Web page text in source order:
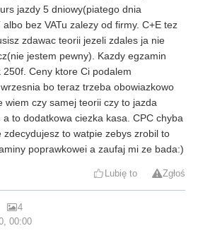
jazdy 5 dniowy(piatego dnia
bez VATu zalezy od firmy. C+E tez
zdawac teorii jezeli zdales ja nie
jestem pewny). Kazdy egzamin
Ceny ktore Ci podalem
bo teraz trzeba obowiazkowo
wiem czy samej teorii czy to jazda
to dodatkowa ciezka kasa. CPC chyba
zdecydujesz to watpie zebys zrobil to
poprawkowei a zaufaj mi ze bada:)
Lubię to Zgłoś
4
00:00